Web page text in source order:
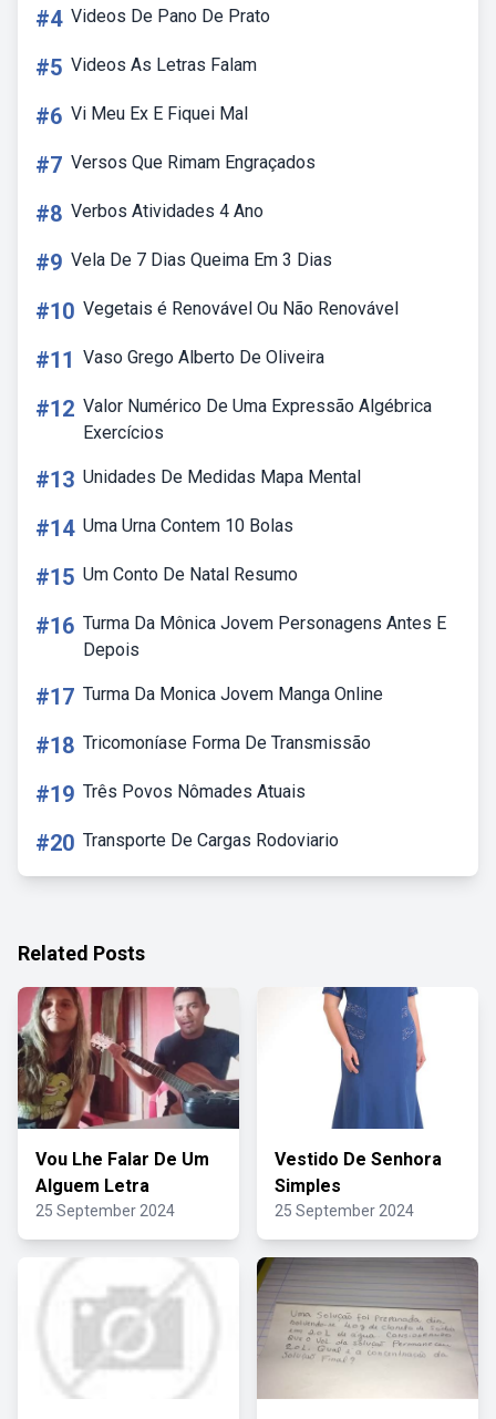
#4 Videos De Pano De Prato
#5 Videos As Letras Falam
#6 Vi Meu Ex E Fiquei Mal
#7 Versos Que Rimam Engraçados
#8 Verbos Atividades 4 Ano
#9 Vela De 7 Dias Queima Em 3 Dias
#10 Vegetais é Renovável Ou Não Renovável
#11 Vaso Grego Alberto De Oliveira
#12 Valor Numérico De Uma Expressão Algébrica
Exercícios
#13 Unidades De Medidas Mapa Mental
#14 Uma Urna Contem 10 Bolas
#15 Um Conto De Natal Resumo
#16 Turma Da Mônica Jovem Personagens Antes E
Depois
#17 Turma Da Monica Jovem Manga Online
#18 Tricomoníase Forma De Transmissão
#19 Três Povos Nômades Atuais
#20 Transporte De Cargas Rodoviario
Related Posts
Vou Lhe Falar De Um
Alguem Letra
25 September 2024
Vestido De Senhora
Simples
25 September 2024